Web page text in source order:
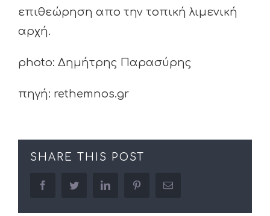
επιθεώρηση απο την τοπική λιμενική
αρχή.
photo: Δημήτρης Παρασύρης
πηγή: rethemnos.gr
SHARE THIS POST
facebooktwitter linkedin pinterestEmail